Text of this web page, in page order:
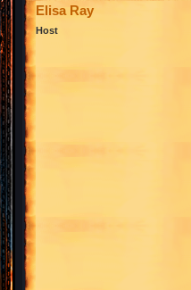
Elisa Ray
Host